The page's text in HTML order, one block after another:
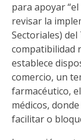
para apoyar
revisar la
Sectoriales)
compatibilidad
establece
comercio, un
farmacéutico,
médicos,
facilitar o